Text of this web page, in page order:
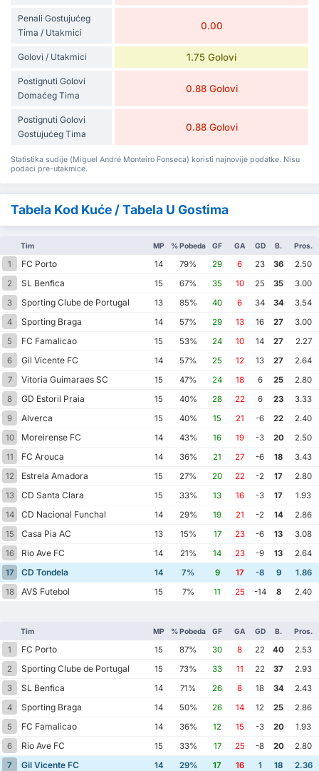
Penali Gostujućeg
Tima / Utakmici
0.00
Golovi / Utakmici 1.75 Golovi
Postignuti Golovi
Domaćeg Tima
0.88 Golovi
Postignuti Golovi
Gostujućeg Tima
0.88 Golovi
Statistika sudije (Miguel André Monteiro Fonseca) koristi najnovije podatke. Nisu
podaci pre-utakmice.
Tabela Kod Kuće / Tabela U Gostima
Tim MP % Pobeda GF GA GD B. Pros.
1 FC Porto 14 79% 29 6 23 36
2.50
2
SL Benfica 15 67% 35 10 25 35
3.00
3
Sporting Clube de Portugal 13 85% 40 6 34 34
3.54
4
Sporting Braga 14 57% 29 13 16 27
3.00
5
FC Famalicao 15 53% 24 10 14 27
2.27
6
Gil Vicente FC 14 57% 25 12 13 27
2.64
7
Vitoria Guimaraes SC 15 47% 24 18 6 25
2.80
8
GD Estoril Praia 15 40% 28 22 6 23
3.33
9
Alverca 15 40% 15 21 -6 22
2.40
10
Moreirense FC 14 43% 16 19 -3 20
2.50
11
FC Arouca 14 36% 21 27 -6 18
3.43
12
Estrela Amadora 15 27% 20 22 -2 17
2.80
13
CD Santa Clara 15 33% 13 16 -3 17
1.93
14
CD Nacional Funchal 14 29% 19 21 -2 14
2.86
15
Casa Pia AC 13 15% 17 23 -6 13
3.08
16
Rio Ave FC 14 21% 14 23 -9 13
2.64
17
CD Tondela 14 7% 9 17 -8 9
1.86
18
AVS Futebol 15 7% 11 25 -14 8 2.40
Tim MP % Pobeda GF GA GD B. Pros.
1 FC Porto 15 87% 30 8 22 40
2.53
2
Sporting Clube de Portugal 15 73% 33 11 22 37
2.93
3
SL Benfica 14 71% 26 8 18 34
2.43
4
Sporting Braga 14 50% 26 14 12 25
2.86
5
FC Famalicao 14 36% 12 15 -3 20
1.93
6
Rio Ave FC 15 33% 17 25 -8 20
2.80
7
Gil Vicente FC 14 29% 17 16 1 18
2.36